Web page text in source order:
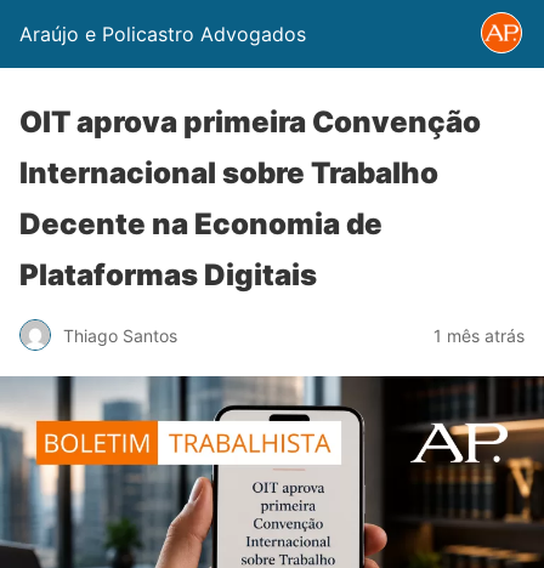
Araújo e Policastro Advogados
OIT aprova primeira Convenção
Internacional sobre Trabalho
Decente na Economia de
Plataformas Digitais
Thiago Santos 1 mês atrás